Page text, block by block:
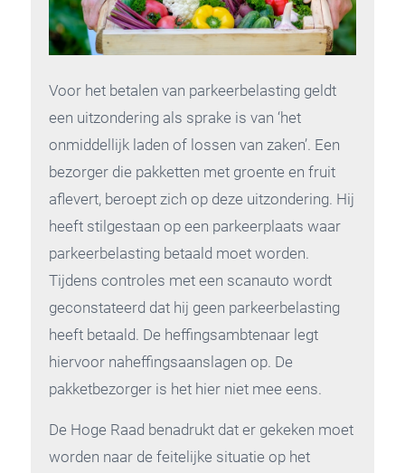
Voor het betalen van parkeerbelasting geldt
een uitzondering als sprake is van ‘het
onmiddellijk laden of lossen van zaken’. Een
bezorger die pakketten met groente en fruit
aflevert, beroept zich op deze uitzondering. Hij
heeft stilgestaan op een parkeerplaats waar
parkeerbelasting betaald moet worden.
Tijdens controles met een scanauto wordt
geconstateerd dat hij geen parkeerbelasting
heeft betaald. De heffingsambtenaar legt
hiervoor naheffingsaanslagen op. De
pakketbezorger is het hier niet mee eens.
De Hoge Raad benadrukt dat er gekeken moet
worden naar de feitelijke situatie op het